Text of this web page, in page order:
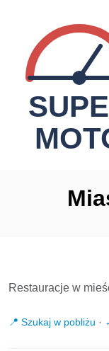
Restauracje w
📍 Szukaj w pobliżu ·